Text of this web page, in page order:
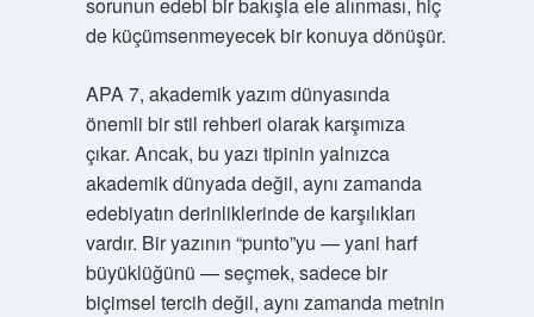
de küçümsenmeyecek bir konuya dönüşür.
APA 7, akademik yazım dünyasında
önemli bir stil rehberi olarak karşımıza
çıkar. Ancak, bu yazı tipinin yalnızca
akademik dünyada değil, aynı zamanda
edebiyatın derinliklerinde de karşılıkları
vardır. Bir yazının “punto”yu — yani harf
büyüklüğünü — seçmek, sadece bir
biçimsel tercih değil, aynı zamanda metnin